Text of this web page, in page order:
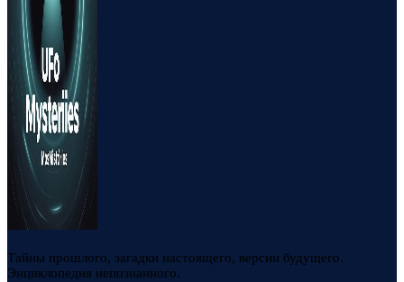
Тайны прошлого, загадки настоящего, версии будущего.
Энциклопедия непознанного.